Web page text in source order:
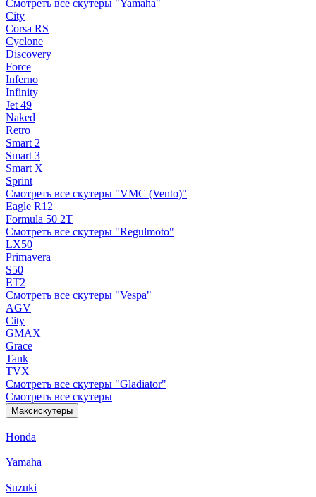
Смотреть все скутеры "Yamaha"
City
Corsa RS
Cyclone
Discovery
Force
Inferno
Infinity
Jet 49
Naked
Retro
Smart 2
Smart 3
Smart X
Sprint
Смотреть все скутеры "VMC (Vento)"
Eagle R12
Formula 50 2Т
Смотреть все скутеры "Regulmoto"
LX50
Primavera
S50
ET2
Смотреть все скутеры "Vespa"
AGV
City
GMAX
Grace
Tank
TVX
Смотреть все скутеры "Gladiator"
Смотреть все скутеры
Максискутеры
Honda
Yamaha
Suzuki